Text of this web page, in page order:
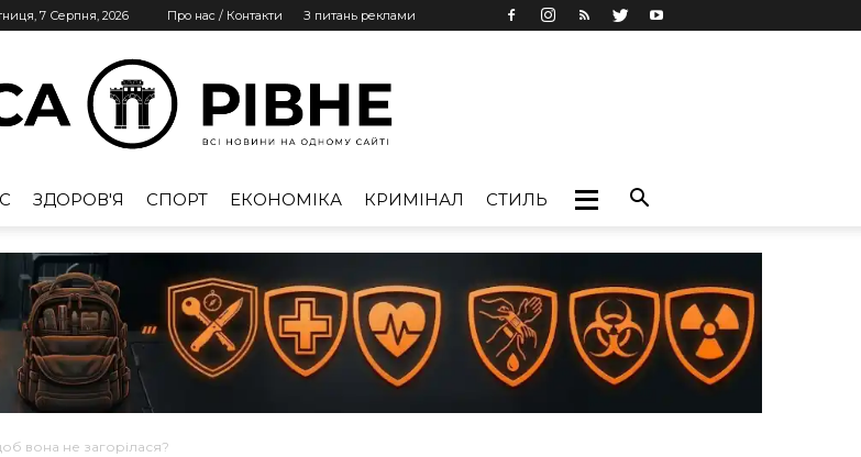
7 Серпня, 2026 Про нас / Контакти З питань реклами
Рівне
ЗДОРОВ'Я СПОРТ ЕКОНОМІКА КРИМІНАЛ СТИЛЬ
вона не загорілася?